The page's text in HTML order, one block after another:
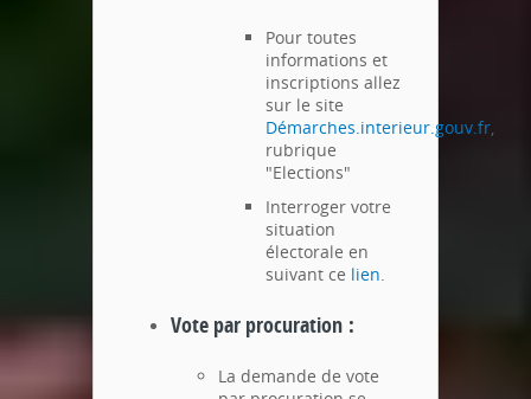
Pour toutes
informations et
inscriptions allez
sur le site
Démarches.interieur.gouv.fr
rubrique
"Elections"
Interroger votre
situation
électorale en
suivant ce lien
Vote par procuration :
La demande de vote